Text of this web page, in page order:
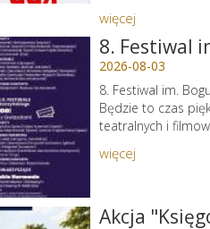
więcej
8. Festiwal
2026-08-03
8. Festiwal im.
Będzie to czas
teatralnych i
więcej
Akcja